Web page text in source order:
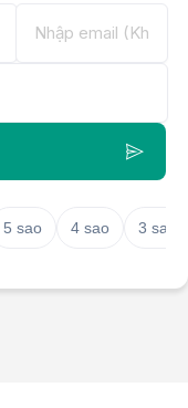
5 sao 4 sao
3 sao